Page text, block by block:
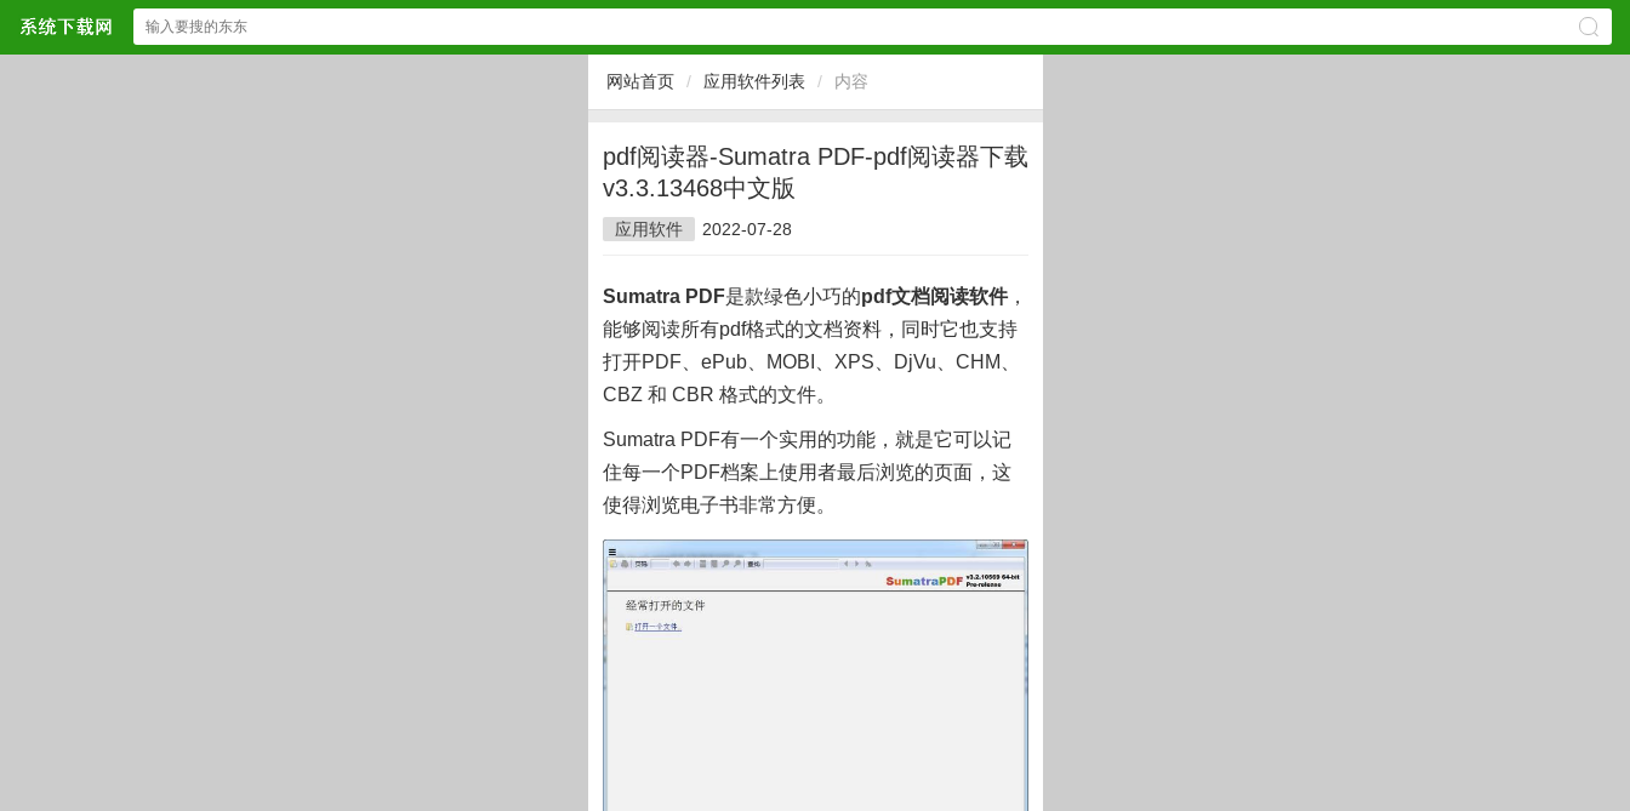
网站首页 / 应用软件列表 / 内容
pdf阅读器-Sumatra PDF-pdf阅读器下载
v3.3.13468中文版
应用软件 2022-07-28
Sumatra PDF是款绿色小巧的pdf文档阅读软件，
能够阅读所有pdf格式的文档资料，同时它也支持
打开PDF、ePub、MOBI、XPS、DjVu、CHM、
CBZ 和 CBR 格式的文件。
Sumatra PDF有一个实用的功能，就是它可以记
住每一个PDF档案上使用者最后浏览的页面，这
使得浏览电子书非常方便。